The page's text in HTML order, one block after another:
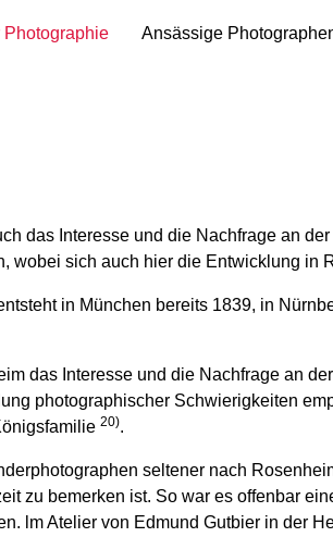
Photographie Ansässige
das Interesse und die Nachfrage an
sich auch hier die Entwicklung in
in München bereits 1839, in
das Interesse und die Nachfrage an
photographischer Schwierigkeiten
20).
seltener nach
zu bemerken ist. So war es offenbar
lm Atelier von Edmund Gutbier in der